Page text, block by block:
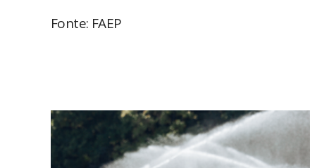
Fonte: FAEP